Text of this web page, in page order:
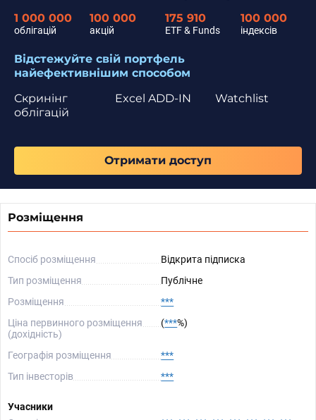
1 000 000
облігацій
100 000
акцій
175 910
ETF & Funds
100 000
індексів
Відстежуйте свій портфель
найефективнішим способом
Скринінг
облігацій
Watchlist
Excel ADD-IN
Отримати доступ
Розміщення
Спосіб розміщення
Відкрита підписка
Тип розміщення
Публічне
Розміщення
***
Ціна первинного розміщення
(дохідність)
(***%)
Географія розміщення
***
Тип інвесторів
***
Учасники